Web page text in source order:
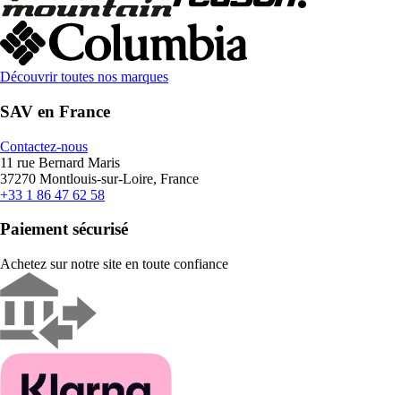
Découvrir toutes nos marques
SAV en France
Contactez-nous
11 rue Bernard Maris
37270 Montlouis-sur-Loire, France
+33 1 86 47 62 58
Paiement sécurisé
Achetez sur notre site en toute confiance